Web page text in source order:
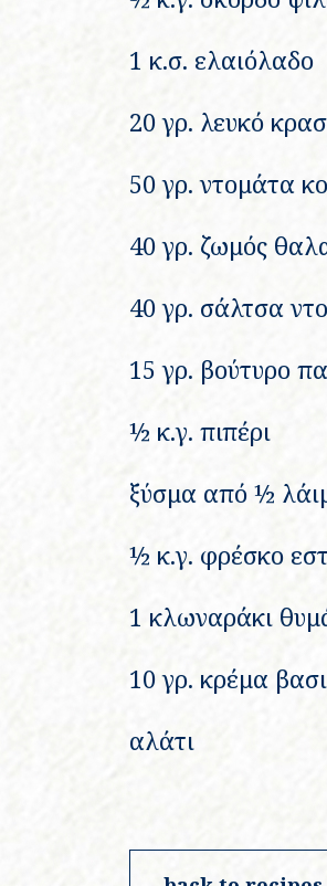
1 κ.σ. ελαιόλαδο
20 γρ. λευκό
50 γρ. ντομάτα
40 γρ. ζωμός
40 γρ. σάλτσα
15 γρ. βούτυρο
½ κ.γ. πιπέρι
ξύσμα από ½
½ κ.γ. φρέσκο
1 κλωναράκι
10 γρ. κρέμα
αλάτι